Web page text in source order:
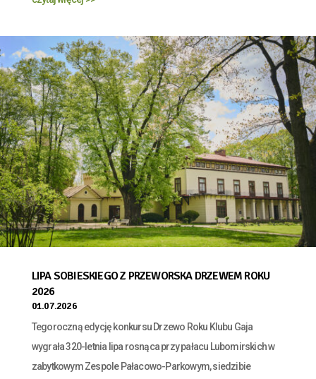
LIPA SOBIESKIEGO Z PRZEWORSKA DRZEWEM ROKU
2026
01.07.2026
Tegoroczną edycję konkursu Drzewo Roku Klubu Gaja
wygrała 320-letnia lipa rosnąca przy pałacu Lubomirskich w
zabytkowym Zespole Pałacowo-Parkowym, siedzibie